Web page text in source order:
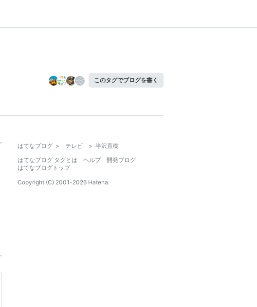
このタグでブログを書く
はてなブログ > テレビ > 半沢直樹
はてなブログ タグとは
ヘルプ
開発ブログ
はてなブログトップ
Copyright (C) 2001-2026 Hatena.